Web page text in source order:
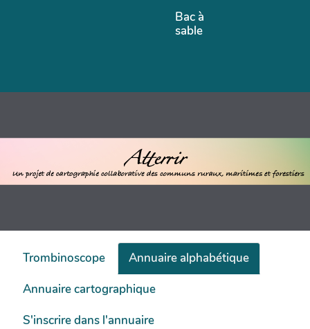
Bac à
sable
Trombinoscope
Annuaire alphabétique
Annuaire cartographique
S'inscrire dans l'annuaire